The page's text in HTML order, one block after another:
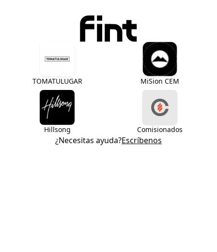
TOMATULUGAR MiSion CEM
Hillsong Comisionados
¿Necesitas ayuda?Escríbenos